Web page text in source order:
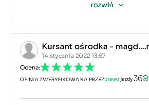
rozwiń
Kursant ośrodka -
14 stycznia 2022 13:57
Ocena:
OPINIA ZWERYFIKOWANA PRZEZ